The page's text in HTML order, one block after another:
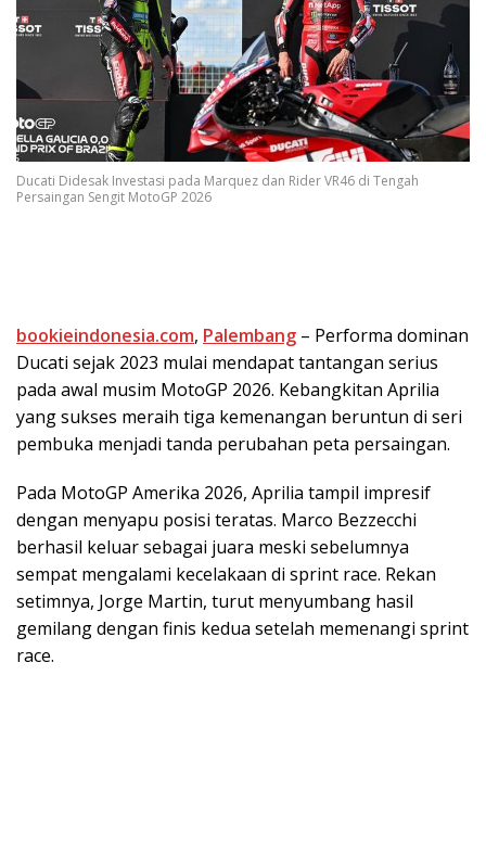
Ducati Didesak Investasi pada Marquez dan Rider VR46 di Tengah
Persaingan Sengit MotoGP 2026
bookieindonesia.com, Palembang – Performa dominan
Ducati sejak 2023 mulai mendapat tantangan serius
pada awal musim MotoGP 2026. Kebangkitan Aprilia
yang sukses meraih tiga kemenangan beruntun di seri
pembuka menjadi tanda perubahan peta persaingan.
Pada MotoGP Amerika 2026, Aprilia tampil impresif
dengan menyapu posisi teratas. Marco Bezzecchi
berhasil keluar sebagai juara meski sebelumnya
sempat mengalami kecelakaan di sprint race. Rekan
setimnya, Jorge Martin, turut menyumbang hasil
gemilang dengan finis kedua setelah memenangi sprint
race.